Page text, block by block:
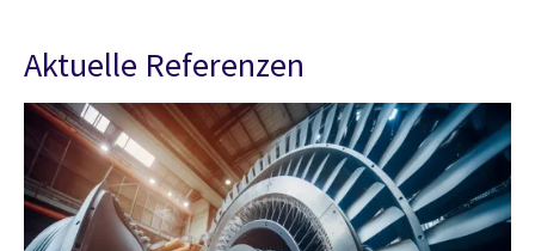
Aktuelle Referenzen